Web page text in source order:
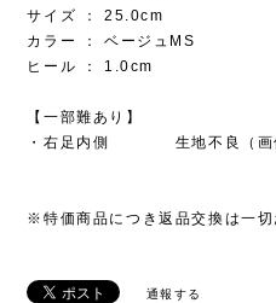
サイズ ： 25.0cm
カラー ： ベージュMS
ヒール ： 1.0cm
【一部難あり】
・右足内側 生地不良
※特価商品につき返品交換は一切
通報する